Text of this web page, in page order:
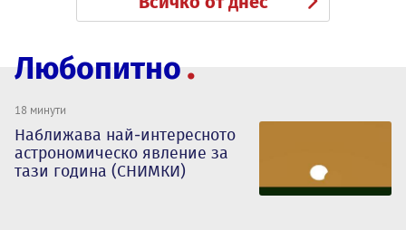
Любопитно
18 минути
Наближава най-интересното
астрономическо явление за
тази година (СНИМКИ)